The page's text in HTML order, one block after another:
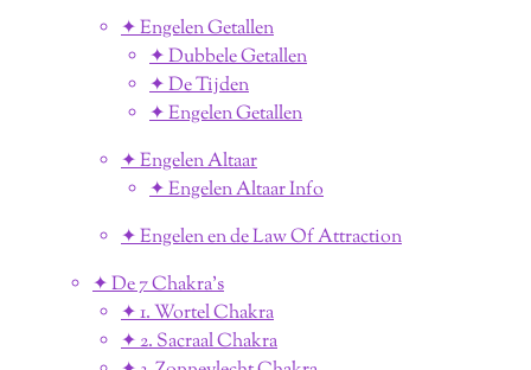
✦ Engelen Getallen
✦ Dubbele Getallen
✦ De Tijden
✦ Engelen Getallen
✦ Engelen Altaar
✦ Engelen Altaar Info
✦ Engelen en de Law Of Attraction
✦ De 7 Chakra's
✦ 1. Wortel Chakra
✦ 2. Sacraal Chakra